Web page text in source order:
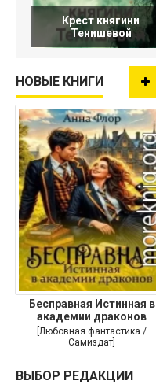
Крест княгини
Тенишевой
НОВЫЕ КНИГИ
Бесправная Истинная в
академии драконов
[Любовная фантастика /
Самиздат]
ВЫБОР РЕДАКЦИИ